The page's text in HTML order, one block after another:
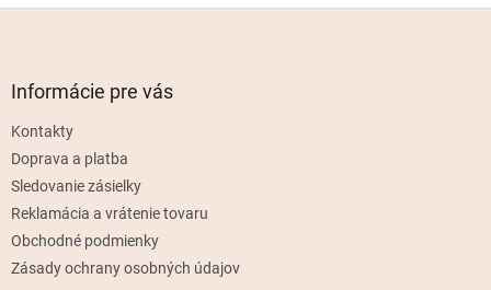
Informácie pre vás
Kontakty
Doprava a platba
Sledovanie zásielky
Reklamácia a vrátenie tovaru
Obchodné podmienky
Zásady ochrany osobných údajov